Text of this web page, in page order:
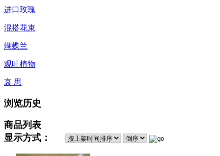
进口玫瑰
混搭花束
蝴蝶兰
观叶植物
哀 思
浏览历史
商品列表
显示方式：